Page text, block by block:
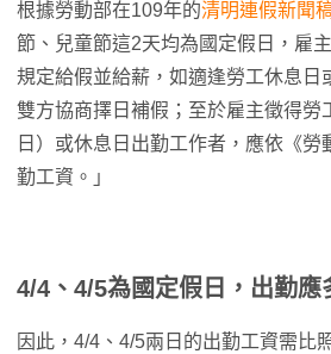
根據勞動部在109年的清明連假新聞
節、兒童節這2天均為國定假日，雇
規定給假並給薪，如適逢勞工休息日
雙方協商擇日補假；至於雇主徵得勞
日）或休息日出勤工作者，應依《勞
勤工資。」
4/4、4/5為國定假日，出勤應
因此，4/4、4/5兩日的出勤工資需比